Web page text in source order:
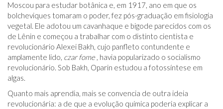
Moscou para estudar botânica e, em 1917, ano em que os
bolcheviques tomaram o poder, fez pós-graduação em fisiologia
vegetal. Ele adotou um cavanhaque e bigode parecidos com os
de Lênin e começou a trabalhar com o distinto cientista e
revolucionário Alexei Bakh, cujo panfleto contundente e
amplamente lido, czar fome, havia popularizado o socialismo
revolucionário. Sob Bakh, Oparin estudou a fotossíntese em
algas.
Quanto mais aprendia, mais se convencia de outra ideia
revolucionária: a de que a evolução química poderia explicar a